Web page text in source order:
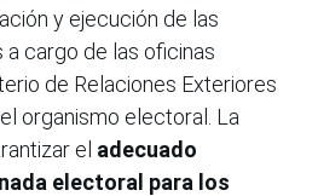
y ejecución de las
cargo de las oficinas
de Relaciones Exteriores
organismo electoral. La
el adecuado
electoral para los